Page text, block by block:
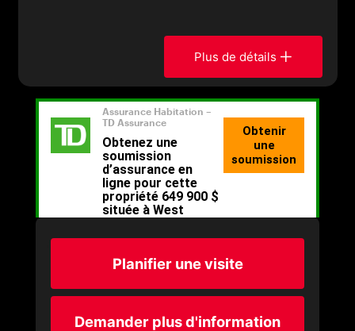
Plus de détails
Planifier une visite
Demander plus d'information